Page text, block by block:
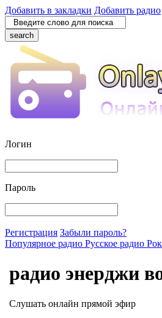
Добавить в закладки Добавить радио
search
Логин
Пароль
Регистрация Забыли пароль?
Популярное радио Русское радио Рок
радио энерджи
Слушать онлайн прямой эфир